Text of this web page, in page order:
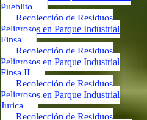
Pueblito
Recolección de Residuos
Peligrosos en Parque Industrial
Finsa
Recolección de Residuos
Peligrosos en Parque Industrial
Finsa II
Recolección de Residuos
Peligrosos en Parque Industrial
Jurica
Recolección de Residuos